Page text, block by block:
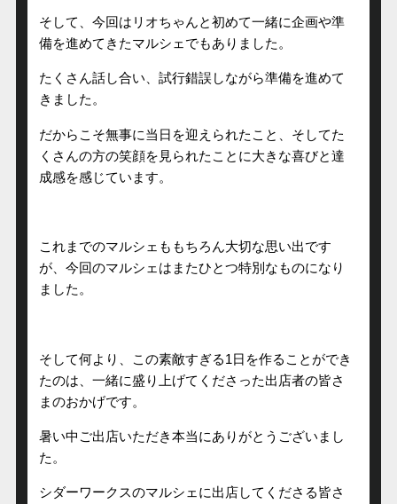
そして、今回はリオちゃんと初めて一緒に企画や準
備を進めてきたマルシェでもありました。
たくさん話し合い、試行錯誤しながら準備を進めて
きました。
だからこそ無事に当日を迎えられたこと、そしてた
くさんの方の笑顔を見られたことに大きな喜びと達
成感を感じています。
これまでのマルシェももちろん大切な思い出です
が、今回のマルシェはまたひとつ特別なものになり
ました。
そして何より、この素敵すぎる1日を作ることができ
たのは、一緒に盛り上げてくださった出店者の皆さ
まのおかげです。
暑い中ご出店いただき本当にありがとうございまし
た。
シダーワークスのマルシェに出店してくださる皆さ